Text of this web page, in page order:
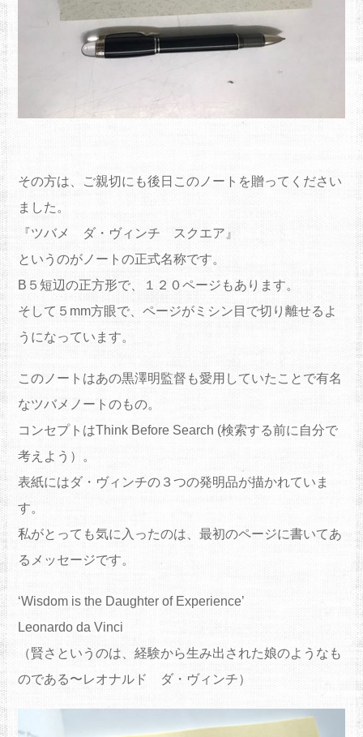
その方は、ご親切にも後日このノートを贈ってください
ました。
『ツバメ ダ・ヴィンチ スクエア』
というのがノートの正式名称です。
B５短辺の正方形で、１２０ページもあります。
そして５mm方眼で、ページがミシン目で切り離せるよ
うになっています。
このノートはあの黒澤明監督も愛用していたことで有名
なツバメノートのもの。
コンセプトはThink Before Search (検索する前に自分で
考えよう）。
表紙にはダ・ヴィンチの３つの発明品が描かれていま
す。
私がとっても気に入ったのは、最初のページに書いてあ
るメッセージです。
‘Wisdom is the Daughter of Experience’
Leonardo da Vinci
（賢さというのは、経験から生み出された娘のようなも
のである〜レオナルド ダ・ヴィンチ）